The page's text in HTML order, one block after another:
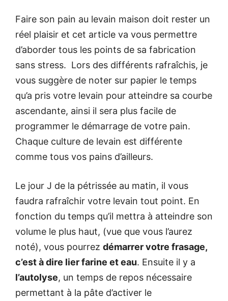
Faire son pain au levain maison doit rester un
réel plaisir et cet article va vous permettre
d’aborder tous les points de sa fabrication
sans stress. Lors des différents rafraîchis, je
vous suggère de noter sur papier le temps
qu’a pris votre levain pour atteindre sa courbe
ascendante, ainsi il sera plus facile de
programmer le démarrage de votre pain.
Chaque culture de levain est différente
comme tous vos pains d’ailleurs.
Le jour J de la pétrissée au matin, il vous
faudra rafraîchir votre levain tout point. En
fonction du temps qu’il mettra à atteindre son
volume le plus haut, (vue que vous l’aurez
noté), vous pourrez démarrer votre frasage,
c’est à dire lier farine et eau. Ensuite il y a
l’autolyse, un temps de repos nécessaire
permettant à la pâte d’activer le